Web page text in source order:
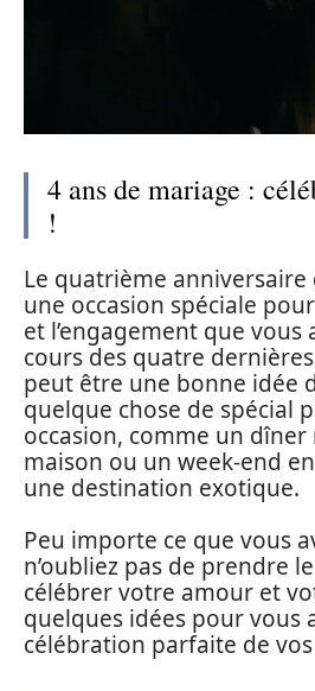
4 ans de mariage :
!
Le quatrième
une occasion spéciale
et l’engagement que vous
cours des quatre
peut être une bonne idée
quelque chose de spécial
occasion, comme un
maison ou un week-end
une destination exotique.
Peu importe ce que vous
n’oubliez pas de prendre
célébrer votre amour et
quelques idées pour vous
célébration parfaite de